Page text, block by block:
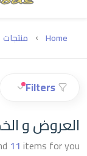
Home منتجات
Filters
العروض و
11 items for you!